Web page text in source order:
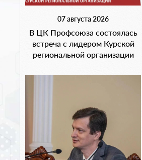
07 августа 2026
В ЦК Профсоюза состоялась
встреча с лидером Курской
региональной организации